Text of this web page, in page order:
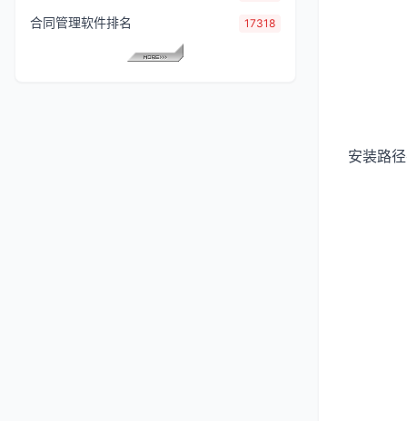
合同管理软件排名 17318
安装路